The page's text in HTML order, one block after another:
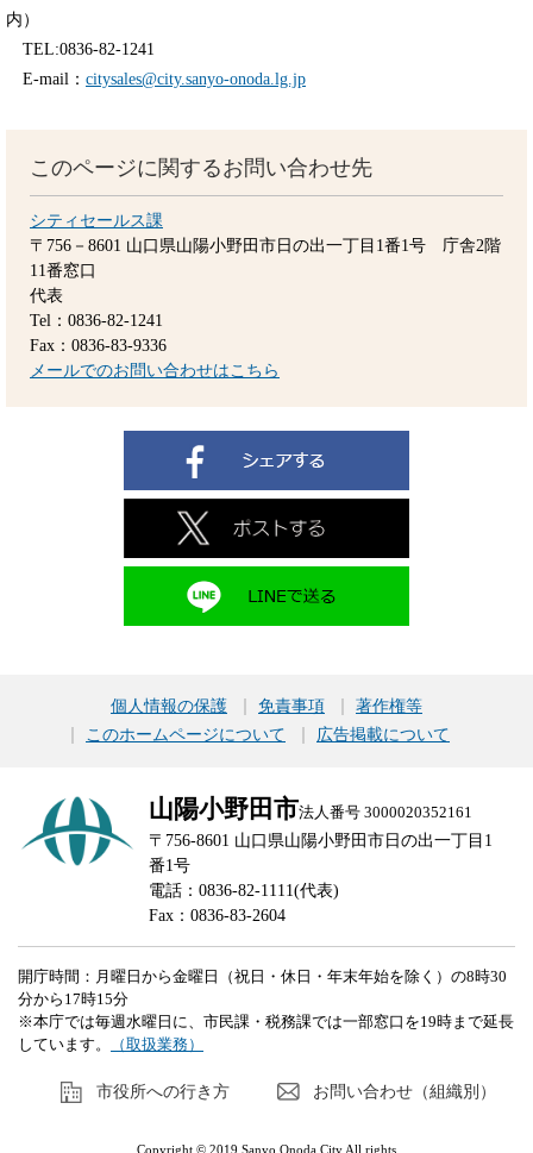
内）
TEL:0836-82-1241
E-mail： citysales@city.sanyo-onoda.lg.jp
このページに関するお問い合わせ先
シティセールス課
〒756－8601 山口県山陽小野田市日の出一丁目1番1号 庁舎2階
11番窓口
代表
Tel：0836-82-1241
Fax：0836-83-9336
メールでのお問い合わせはこちら
個人情報の保護 免責事項
著作権等
このホームページについて
広告掲載について
山陽小野田市法人番号 3000020352161
〒756-8601 山口県山陽小野田市日の出一丁目1
番1号
電話：0836-82-1111(代表)
Fax：0836-83-2604
開庁時間：月曜日から金曜日（祝日・休日・年末年始を除く）の8時30
分から17時15分
※本庁では毎週水曜日に、市民課・税務課では一部窓口を19時まで延長
しています。
（取扱業務）
市役所への行き方 お問い合わせ（組織別）
Copyright © 2019 Sanyo Onoda City All rights